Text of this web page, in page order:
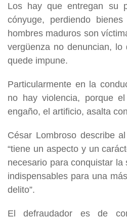
Los hay que entregan su
cónyuge, perdiendo
hombres maduros son
vergüenza no denuncian,
quede impune.
Particularmente en la
no hay violencia, porque
engaño, el artificio, asalta
César Lombroso describe
“tiene un aspecto y un
necesario para conquistar
indispensables para una
delito”.
El defraudador es de